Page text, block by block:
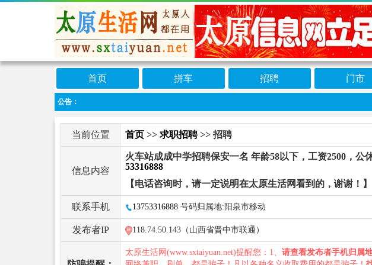
首页 拼车 招聘 门市
公告：
当前位置 首页 >> 求职招聘>> 招聘
信息内容
火车站成成中学招聘保安一名 年龄58以下，工资2500，公
53316888
【电话咨询时，请一定说明在太原生活网看到的，谢谢！】
联系手机 13753316888 号码归属地:阳泉市移动
发布者IP 118.74.50.143（山西省晋中市联通）
太原生活网(www.sxtaiyuan.net)提醒您：1、 请查看发布者手机归属